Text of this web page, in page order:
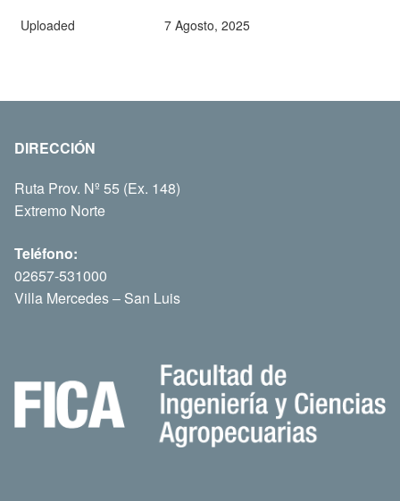
Uploaded 7 Agosto, 2025
DIRECCIÓN
Ruta Prov. Nº 55 (Ex. 148)
Extremo Norte
Teléfono:
02657-531000
Villa Mercedes – San Luis